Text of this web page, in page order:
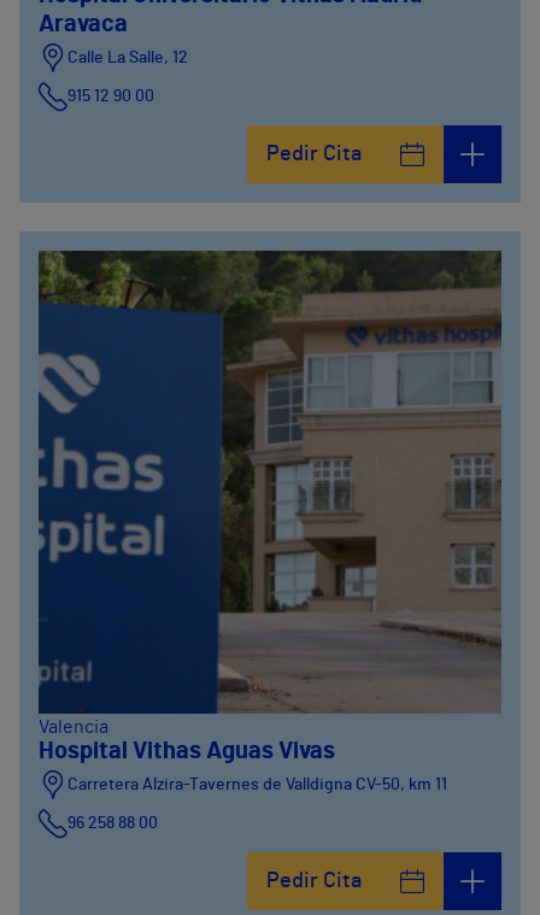
Aravaca
Calle La Salle, 12
915 12 90 00
Pedir Cita
Valencia
Hospital Vithas Aguas Vivas
Carretera Alzira-Tavernes de Valldigna CV-50, km 11
96 258 88 00
Pedir Cita